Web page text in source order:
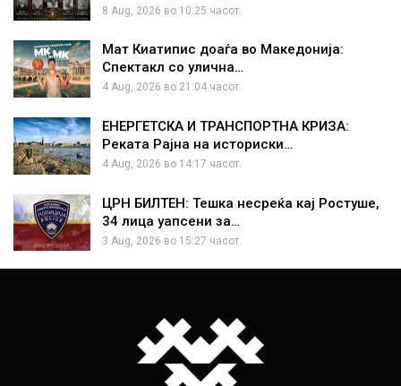
8 Aug, 2026 во 10:25 часот.
Мат Киатипис доаѓа во Македонија:
Спектакл со улична…
4 Aug, 2026 во 21:04 часот.
ЕНЕРГЕТСКА И ТРАНСПОРТНА КРИЗА:
Реката Рајна на историски…
4 Aug, 2026 во 14:17 часот.
ЦРН БИЛТЕН: Тешка несреќа кај Ростуше,
34 лица уапсени за…
3 Aug, 2026 во 15:27 часот.